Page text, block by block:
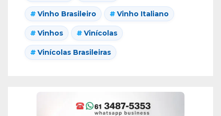
Vinho Brasileiro Vinho Italiano
Vinhos Vinícolas
Vinícolas Brasileiras